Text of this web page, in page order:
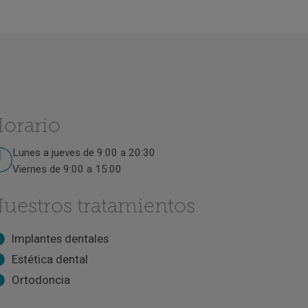
Lunes a jueves de 9:00 a 20:30
Viernes de 9:00 a 15:00
tratamientos
Implantes dentales
Estética dental
Ortodoncia